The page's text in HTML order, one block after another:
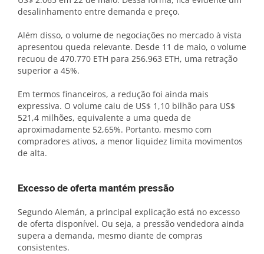
desalinhamento entre demanda e preço.
Além disso, o volume de negociações no mercado à vista
apresentou queda relevante. Desde 11 de maio, o volume
recuou de 470.770 ETH para 256.963 ETH, uma retração
superior a 45%.
Em termos financeiros, a redução foi ainda mais
expressiva. O volume caiu de US$ 1,10 bilhão para US$
521,4 milhões, equivalente a uma queda de
aproximadamente 52,65%. Portanto, mesmo com
compradores ativos, a menor liquidez limita movimentos
de alta.
Excesso de oferta mantém pressão
Segundo Alemán, a principal explicação está no excesso
de oferta disponível. Ou seja, a pressão vendedora ainda
supera a demanda, mesmo diante de compras
consistentes.